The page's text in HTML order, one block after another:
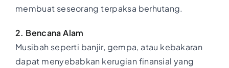
membuat seseorang terpaksa berhutang.
2. Bencana Alam
Musibah seperti banjir, gempa, atau kebakaran
dapat menyebabkan kerugian finansial yang